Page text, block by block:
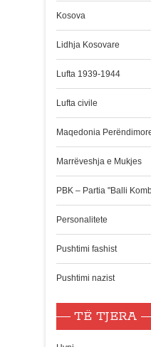
Kosova
Lidhja Kosovare
Lufta 1939-1944
Lufta civile
Maqedonia
Marrëveshja e Mukjes
PBK – Partia "Balli
Personalitete
Pushtimi fashist
Pushtimi nazist
TË TJERA